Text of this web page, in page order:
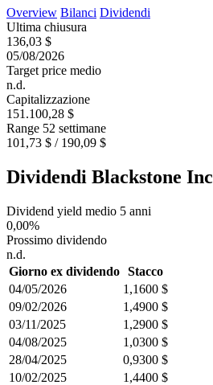
Overview Bilanci Dividendi
Ultima chiusura
136,03 $
05/08/2026
Target price medio
n.d.
Capitalizzazione
151.100,28 $
Range 52 settimane
101,73 $ / 190,09 $
Dividendi Blackstone Inc
Dividend yield medio 5 anni
0,00%
Prossimo dividendo
n.d.
Giorno ex dividendo Stacco
04/05/2026
1,1600 $
09/02/2026
1,4900 $
03/11/2025
1,2900 $
04/08/2025
1,0300 $
28/04/2025
0,9300 $
10/02/2025
1,4400 $